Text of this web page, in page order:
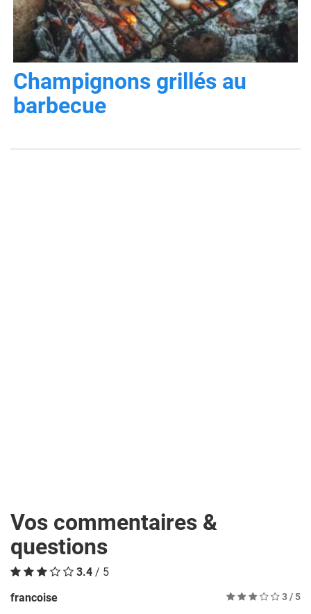
Champignons grillés au
barbecue
Vos commentaires &
questions
3.4 / 5
francoise
3/ 5